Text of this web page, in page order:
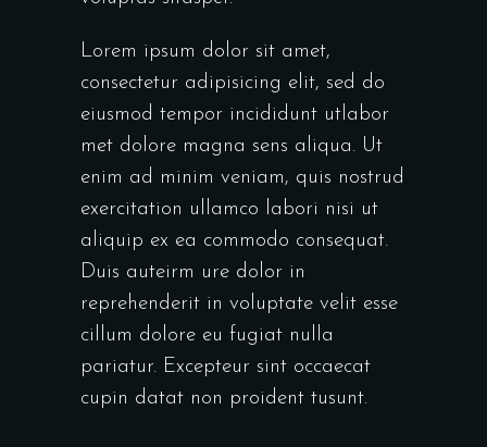
Lorem ipsum dolor sit amet,
consectetur adipisicing elit, sed do
eiusmod tempor incididunt utlabor
met dolore magna sens aliqua. Ut
enim ad minim veniam, quis nostrud
exercitation ullamco labori nisi ut
aliquip ex ea commodo consequat.
Duis auteirm ure dolor in
reprehenderit in voluptate velit esse
cillum dolore eu fugiat nulla
pariatur. Excepteur sint occaecat
cupin datat non proident tusunt.